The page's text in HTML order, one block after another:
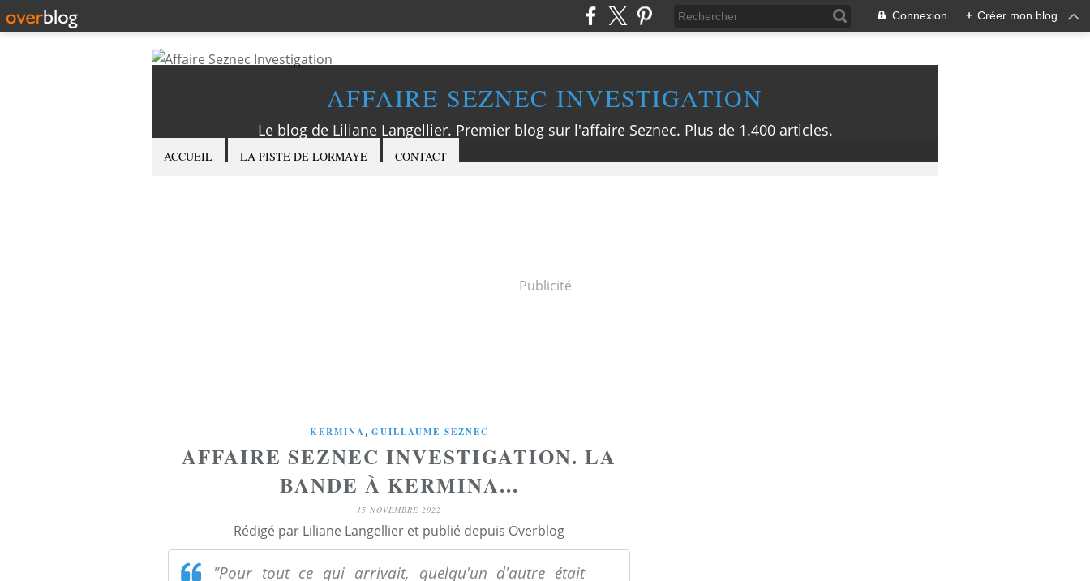
Connexion + Créer mon blog
AFFAIRE SEZNEC INVESTIGATION
Le blog de Liliane Langellier. Premier blog sur l'affaire Seznec. Plus de 1.400 articles.
ACCUEIL LA PISTE DE LORMAYE CONTACT
Publicité
KERMINA, GUILLAUME SEZNEC
AFFAIRE SEZNEC INVESTIGATION. LA
BANDE À KERMINA...
15 NOVEMBRE 2022
Rédigé par Liliane Langellier et publié depuis Overblog
"Pour tout ce qui arrivait, quelqu'un d'autre était